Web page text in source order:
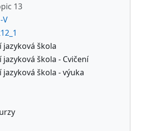
13
V
jazyková škola
škola - Cvičení
škola - výuka